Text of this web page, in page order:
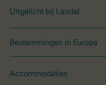
Uitgelicht bij Landal
Bestemmingen in Europa
Accommodaties